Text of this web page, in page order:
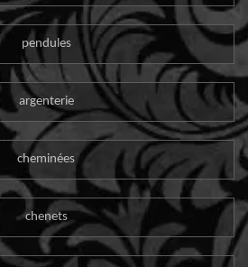
pendules
argenterie
cheminées
chenets